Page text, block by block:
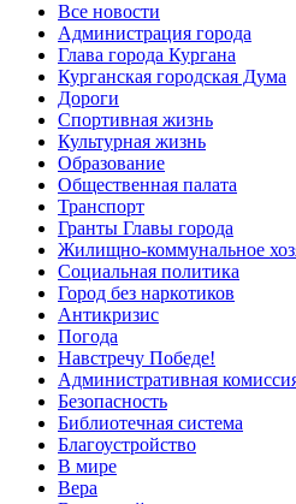
Все новости
Администрация города
Глава города Кургана
Курганская городская Дума
Дороги
Спортивная жизнь
Культурная жизнь
Образование
Общественная палата
Транспорт
Гранты Главы города
Жилищно-коммунальное
Социальная политика
Город без наркотиков
Антикризис
Погода
Навстречу Победе!
Административная
Безопасность
Библиотечная система
Благоустройство
В мире
Вера